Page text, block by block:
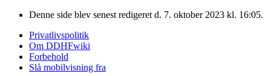
Denne side blev senest redigeret d. 7. oktober 2023 kl. 16:05.
Privatlivspolitik
Om DDHFwiki
Forbehold
Slå mobilvisning fra